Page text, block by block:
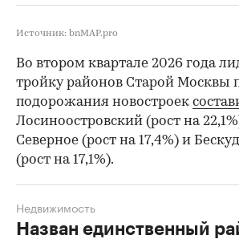
Источник: bnMAP.pro
Во втором квартале 2026 года
тройку районов Старой Москвы
подорожания новостроек
Лосиноостровский (рост на
Северное (рост на 17,4%) и
(рост на 17,1%).
Назван единственный
Недвижимость